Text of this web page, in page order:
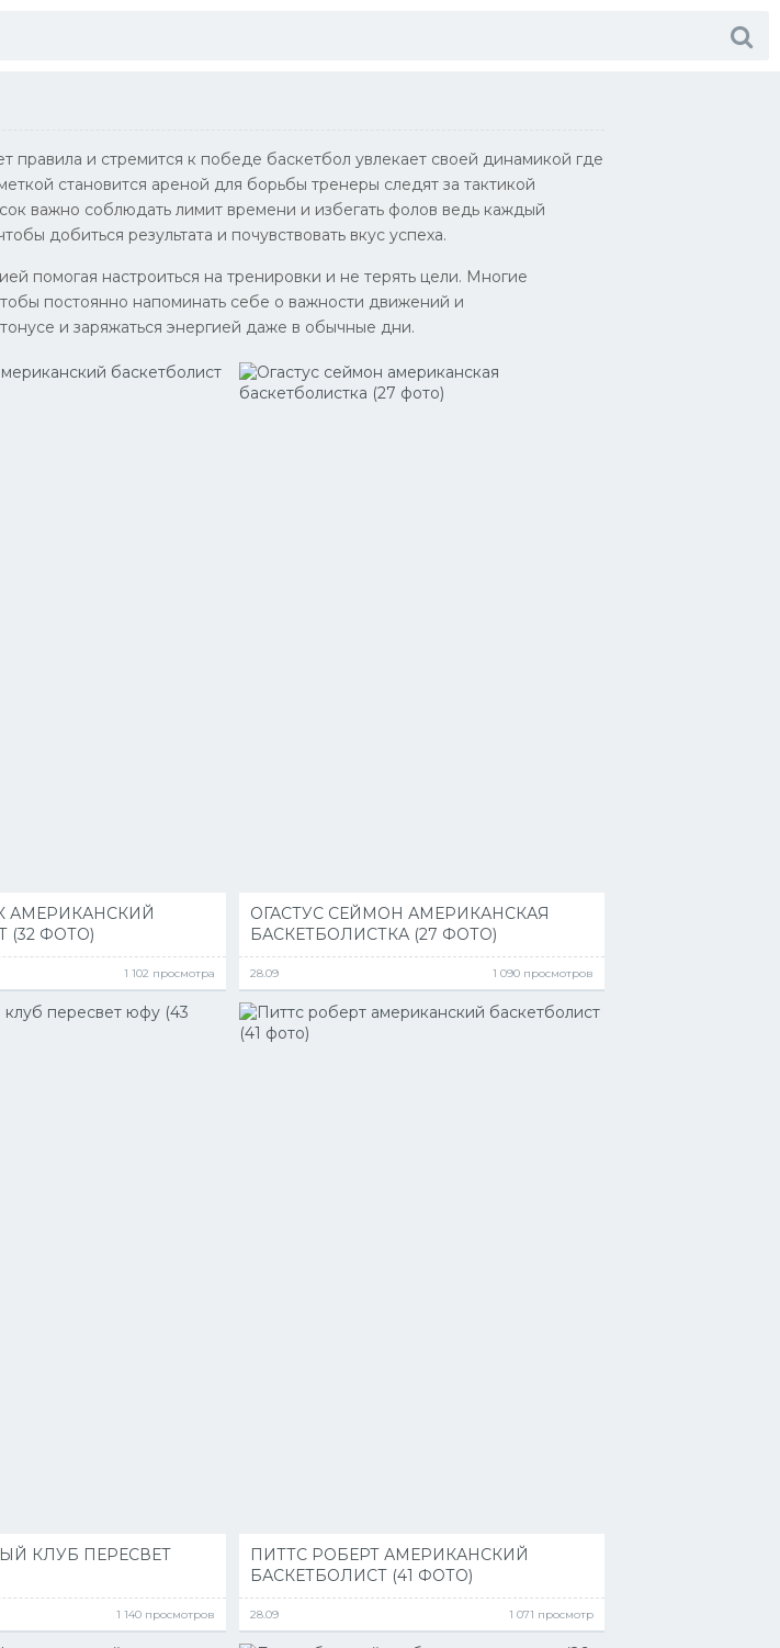
правила и стремится к победе баскетбол увлекает своей динамикой где
становится ареной для борьбы тренеры следят за тактикой
важно соблюдать лимит времени и избегать фолов ведь каждый
добиться результата и почувствовать вкус успеха.
помогая настроиться на тренировки и не терять цели. Многие
постоянно напоминать себе о важности движений и
и заряжаться энергией даже в обычные дни.
(32 ФОТО)
1 102 просмотра
ОГАСТУС СЕЙМОН АМЕРИКАНСКАЯ
БАСКЕТБОЛИСТКА (27 ФОТО)
28.09 1 090 просмотров
КЛУБ ПЕРЕСВЕТ
1 140 просмотров
ПИТТС РОБЕРТ АМЕРИКАНСКИЙ
БАСКЕТБОЛИСТ (41 ФОТО)
28.09 1 071 просмотр